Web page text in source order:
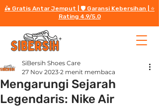
🛵 Gratis Antar Jemput | 🛡️ Garansi Kebersihan | ⭐️
Rating 4.9/5.0
Mengarungi Sejarah
Legendaris: Nike Air
SiBersih Shoes Care
27 Nov 2023 2 menit membaca